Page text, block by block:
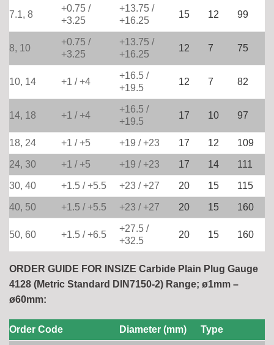
7.1, 8
+0.75 /
+3.25
+13.75 /
+16.25
15 12 99
8, 10
+0.75 /
+3.25
+13.75 /
+16.25
12 7 75
10, 14 +1 / +4
+16.5 /
+19.5
12 7 82
14, 18 +1 / +4
+16.5 /
+19.5
17 10 97
18, 24 +1 / +5 +19 / +23 17 12 109
24, 30 +1 / +5 +19 / +23 17 14 111
30, 40 +1.5 / +5.5 +23 / +27 20 15 115
40, 50 +1.5 / +5.5 +23 / +27 20 15 160
50, 60 +1.5 / +6.5
+27.5 /
+32.5
20 15 160
ORDER GUIDE FOR INSIZE Carbide Plain Plug Gauge
4128 (Metric Standard DIN7150-2) Range; ø1mm –
ø60mm:
Order Code Diameter (mm) Type